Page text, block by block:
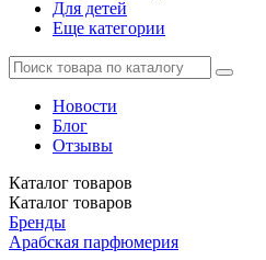
Для детей
Еще категории
Новости
Блог
Отзывы
Каталог товаров
Каталог товаров
Бренды
Арабская парфюмерия